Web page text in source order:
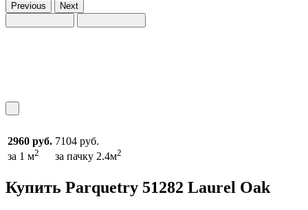
Previous Next
2960 руб.
за 1 м2
7104 руб.
за пачку 2.4м2
Купить Parquetry 51282 Laurel Oak